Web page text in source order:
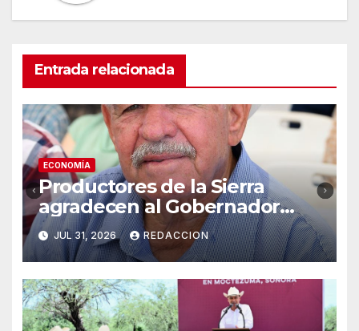
Entrada relacionada
ECONOMÍA
Productores de la Sierra
agradecen al Gobernador
Durazo por impulsar Subasta
Ganadera de Moctezuma
JUL 31, 2026 REDACCION